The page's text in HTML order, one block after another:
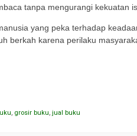
tanpa mengurangi kekuatan
yang peka terhadap
berkah karena perilaku
, grosir buku,jual buku